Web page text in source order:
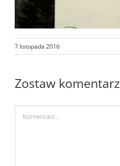
7 listopada 2016
Zostaw komentarz